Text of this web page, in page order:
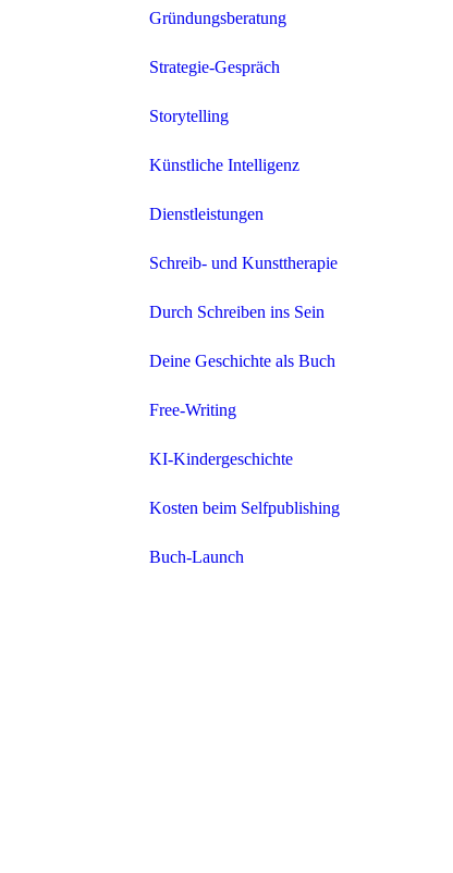
Gründungsberatung
Strategie-Gespräch
Storytelling
Künstliche Intelligenz
Dienstleistungen
Schreib- und Kunsttherapie
Durch Schreiben ins Sein
Deine Geschichte als Buch
Free-Writing
KI-Kindergeschichte
Kosten beim Selfpublishing
Buch-Launch